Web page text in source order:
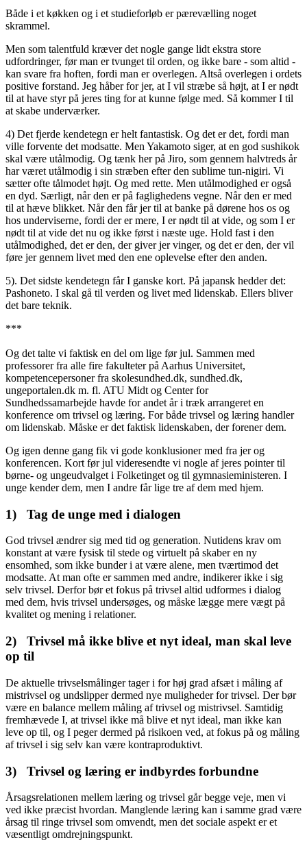
Både i et køkken og i et studieforløb er pærevælling noget
skrammel.
Men som talentfuld kræver det nogle gange lidt ekstra store
udfordringer, før man er tvunget til orden, og ikke bare - som altid -
kan svare fra hoften, fordi man er overlegen. Altså overlegen i ordets
positive forstand. Jeg håber for jer, at I vil stræbe så højt, at I er nødt
til at have styr på jeres ting for at kunne følge med. Så kommer I til
at skabe underværker.
4) Det fjerde kendetegn er helt fantastisk. Og det er det, fordi man
ville forvente det modsatte. Men Yakamoto siger, at en god sushikok
skal være utålmodig. Og tænk her på Jiro, som gennem halvtreds år
har været utålmodig i sin stræben efter den sublime tun-nigiri. Vi
sætter ofte tålmodet højt. Og med rette. Men utålmodighed er også
en dyd. Særligt, når den er på faglighedens vegne. Når den er med
til at hæve blikket. Når den får jer til at banke på dørene hos os og
hos underviserne, fordi der er mere, I er nødt til at vide, og som I er
nødt til at vide det nu og ikke først i næste uge. Hold fast i den
utålmodighed, det er den, der giver jer vinger, og det er den, der vil
føre jer gennem livet med den ene oplevelse efter den anden.
5). Det sidste kendetegn får I ganske kort. På japansk hedder det:
Pashoneto. I skal gå til verden og livet med lidenskab. Ellers bliver
det bare teknik.
***
Og det talte vi faktisk en del om lige før jul. Sammen med
professorer fra alle fire fakulteter på Aarhus Universitet,
kompetencepersoner fra skolesundhed.dk, sundhed.dk,
ungeportalen.dk m. fl. ATU Midt og Center for
Sundhedssamarbejde havde for andet år i træk arrangeret en
konference om trivsel og læring. For både trivsel og læring handler
om lidenskab. Måske er det faktisk lidenskaben, der forener dem.
Og igen denne gang fik vi gode konklusioner med fra jer og
konferencen. Kort før jul videresendte vi nogle af jeres pointer til
børne- og ungeudvalget i Folketinget og til gymnasieministeren. I
unge kender dem, men I andre får lige tre af dem med hjem.
1) Tag de unge med i dialogen
God trivsel ændrer sig med tid og generation. Nutidens krav om
konstant at være fysisk til stede og virtuelt på skaber en ny
ensomhed, som ikke bunder i at være alene, men tværtimod det
modsatte. At man ofte er sammen med andre, indikerer ikke i sig
selv trivsel. Derfor bør et fokus på trivsel altid udformes i dialog
med dem, hvis trivsel undersøges, og måske lægge mere vægt på
kvalitet og mening i relationer.
2) Trivsel må ikke blive et nyt ideal, man skal leve
op til
De aktuelle trivselsmålinger tager i for høj grad afsæt i måling af
mistrivsel og undslipper dermed nye muligheder for trivsel. Der bør
være en balance mellem måling af trivsel og mistrivsel. Samtidig
fremhævede I, at trivsel ikke må blive et nyt ideal, man ikke kan
leve op til, og I peger dermed på risikoen ved, at fokus på og måling
af trivsel i sig selv kan være kontraproduktivt.
3) Trivsel og læring er indbyrdes forbundne
Årsagsrelationen mellem læring og trivsel går begge veje, men vi
ved ikke præcist hvordan. Manglende læring kan i samme grad være
årsag til ringe trivsel som omvendt, men det sociale aspekt er et
væsentligt omdrejningspunkt.